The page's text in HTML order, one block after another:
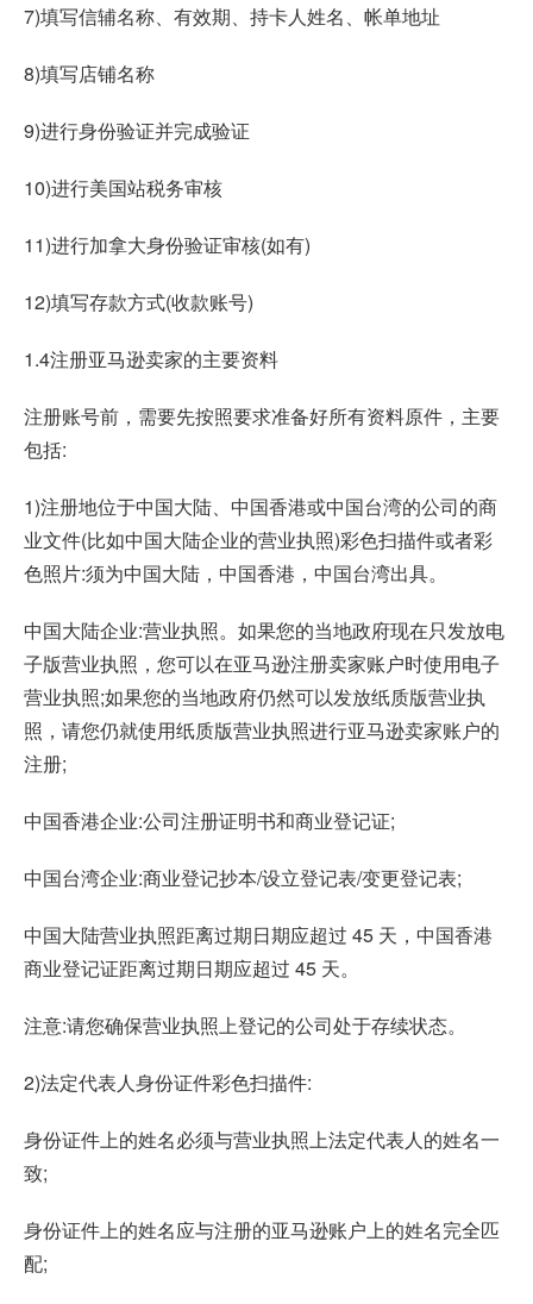
7)填写信辅名称、有效期、持卡人姓名、帐单地址
8)填写店铺名称
9)进行身份验证并完成验证
10)进行美国站税务审核
11)进行加拿大身份验证审核(如有)
12)填写存款方式(收款账号)
1.4注册亚马逊卖家的主要资料
注册账号前，需要先按照要求准备好所有资料原件，主要
包括:
1)注册地位于中国大陆、中国香港或中国台湾的公司的商
业文件(比如中国大陆企业的营业执照)彩色扫描件或者彩
色照片:须为中国大陆，中国香港，中国台湾出具。
中国大陆企业:营业执照。如果您的当地政府现在只发放电
子版营业执照，您可以在亚马逊注册卖家账户时使用电子
营业执照;如果您的当地政府仍然可以发放纸质版营业执
照，请您仍就使用纸质版营业执照进行亚马逊卖家账户的
注册;
中国香港企业:公司注册证明书和商业登记证;
中国台湾企业:商业登记抄本/设立登记表/变更登记表;
中国大陆营业执照距离过期日期应超过 45 天，中国香港
商业登记证距离过期日期应超过 45 天。
注意:请您确保营业执照上登记的公司处于存续状态。
2)法定代表人身份证件彩色扫描件:
身份证件上的姓名必须与营业执照上法定代表人的姓名一
致;
身份证件上的姓名应与注册的亚马逊账户上的姓名完全匹
配;